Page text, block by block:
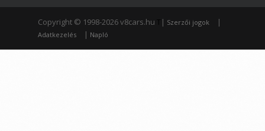
Copyright © 1998-2026 v8cars.hu | Szerzői jogok |
Adatkezelés | Napló